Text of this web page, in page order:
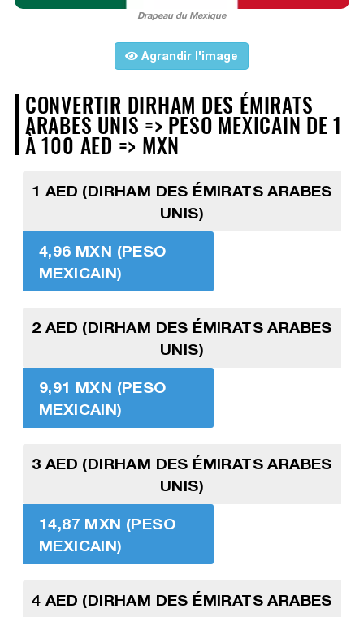
Drapeau du Mexique
Agrandir l'image
CONVERTIR DIRHAM DES ÉMIRATS
ARABES UNIS => PESO MEXICAIN DE 1
À 100 AED => MXN
1 AED (DIRHAM DES ÉMIRATS ARABES
UNIS)
4,96 MXN (PESO
MEXICAIN)
2 AED (DIRHAM DES ÉMIRATS ARABES
UNIS)
9,91 MXN (PESO
MEXICAIN)
3 AED (DIRHAM DES ÉMIRATS ARABES
UNIS)
14,87 MXN (PESO
MEXICAIN)
4 AED (DIRHAM DES ÉMIRATS ARABES